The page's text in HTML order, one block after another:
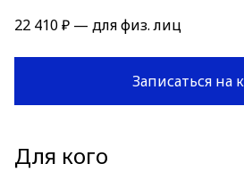
22 410 ₽ — для физ. лиц
Записаться на
Для кого